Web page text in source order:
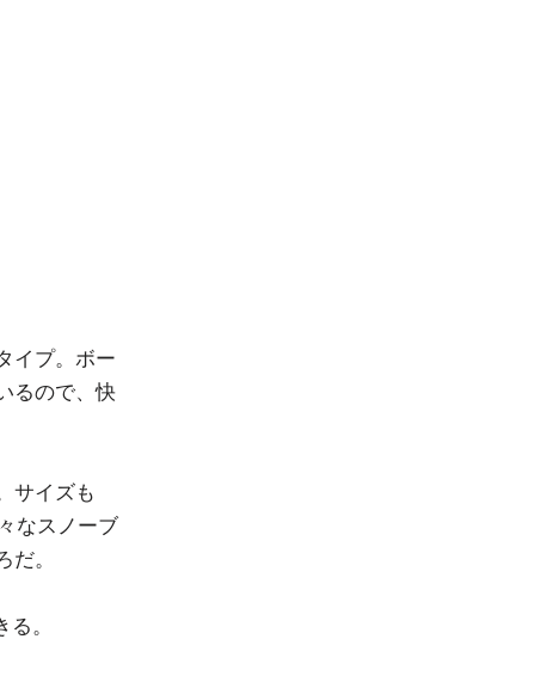
イプ。ボー
るので、快
サイズも
なスノーブ
。
。